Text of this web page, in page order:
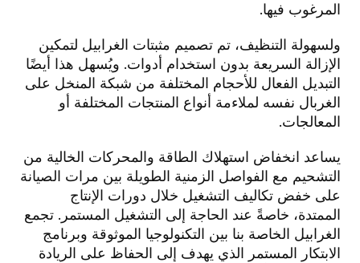
المرغوب فيها.
ولسهولة التنظيف، تم تصميم مثبتات الغرابيل لتمكين
الإزالة السريعة بدون استخدام أدوات. ويُسهل هذا أيضًا
التبديل الفعال للأحجام المختلفة من شبكة المنخل على
الغربال نفسه لملاءمة أنواع المنتجات المختلفة أو
المعالجات.
يساعد انخفاض استهلاك الطاقة والمحركات الخالية من
التشحيم مع الفواصل الزمنية الطويلة بين مرات الصيانة
على خفض تكاليف التشغيل خلال دورات الإنتاج
الممتدة، خاصةً عند الحاجة إلى التشغيل المستمر. تجمع
الغرابيل الخاصة بنا بين التكنولوجيا الموثوقة وبرنامج
الابتكار المستمر الذي يهدف إلى الحفاظ على الريادة